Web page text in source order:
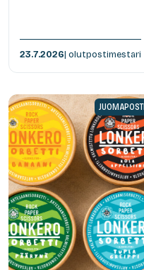
23.7.2026| olutpostimestari
JUOMAPOSTI